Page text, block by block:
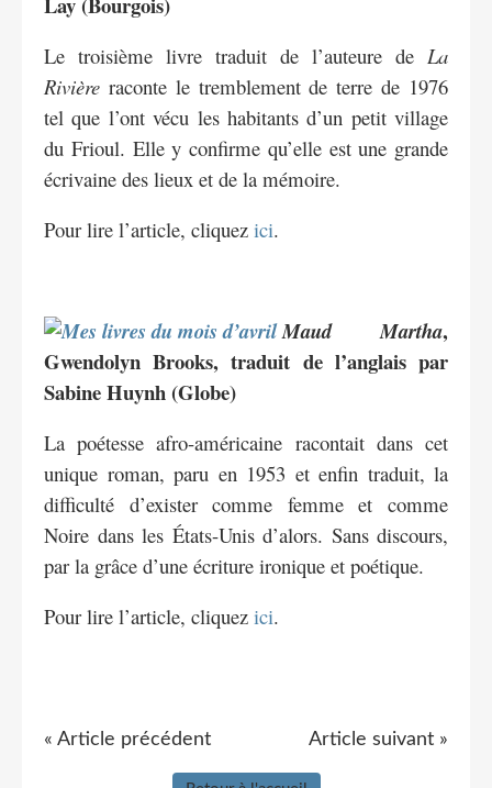
Le troisième livre traduit de l’auteure de La
Rivière raconte le tremblement de terre de 1976
tel que l’ont vécu les habitants d’un petit village
du Frioul. Elle y confirme qu’elle est une grande
écrivaine des lieux et de la mémoire.
Pour lire l’article, cliquez ici.
Maud Martha,
Gwendolyn Brooks, traduit de l’anglais par
Sabine Huynh (Globe)
La poétesse afro-américaine racontait dans cet
unique roman, paru en 1953 et enfin traduit, la
difficulté d’exister comme femme et comme
Noire dans les États-Unis d’alors. Sans discours,
par la grâce d’une écriture ironique et poétique.
Pour lire l’article, cliquez ici.
« Article précédent Article suivant »